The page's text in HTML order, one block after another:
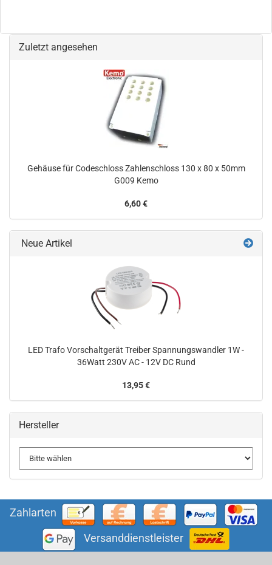
Zuletzt angesehen
Gehäuse für Codeschloss Zahlenschloss 130 x 80 x 50mm
G009 Kemo
6,60 €
Neue Artikel
LED Trafo Vorschaltgerät Treiber Spannungswandler 1W -
36Watt 230V AC - 12V DC Rund
13,95 €
Hersteller
Zahlarten
Versanddienstleister